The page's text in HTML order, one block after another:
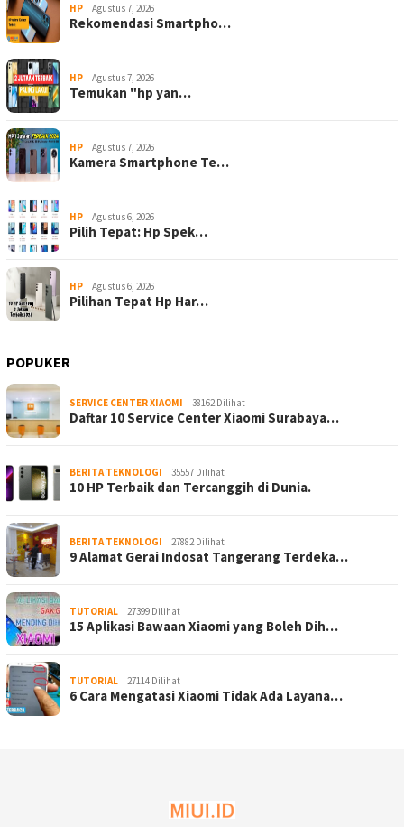
HP Agustus 7, 2026
Rekomendasi Smartpho…
HP Agustus 7, 2026
Temukan "hp yan…
HP Agustus 7, 2026
Kamera Smartphone Te…
HP Agustus 6, 2026
Pilih Tepat: Hp Spek…
HP Agustus 6, 2026
Pilihan Tepat Hp Har…
POPUKER
SERVICE CENTER XIAOMI 38162 Dilihat
Daftar 10 Service Center Xiaomi Surabaya…
BERITA TEKNOLOGI 35557 Dilihat
10 HP Terbaik dan Tercanggih di Dunia.
BERITA TEKNOLOGI 27882 Dilihat
9 Alamat Gerai Indosat Tangerang Terdeka…
TUTORIAL 27399 Dilihat
15 Aplikasi Bawaan Xiaomi yang Boleh Dih…
TUTORIAL 27114 Dilihat
6 Cara Mengatasi Xiaomi Tidak Ada Layana…